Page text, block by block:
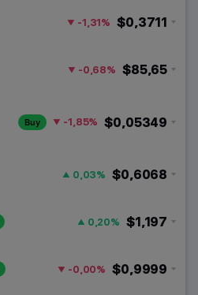
$0,3711
-1,31%
$85,65
-0,68%
Buy $0,05349
-1,85%
$0,6068
0,03%
$1,197
0,20%
$0,9999
-0,00%